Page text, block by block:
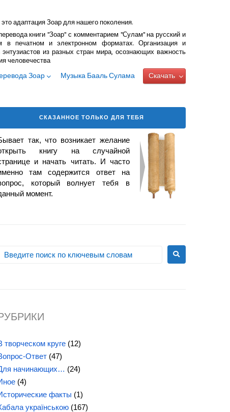
адаптация Зоар для нашего поколения.
книги "Зоар" с комментарием "Сулам" на русский и
печатном и электронном форматах. Организация и
из разных стран мира, осознающих важность
человечества
Зоар Музыка Бааль Сулама Скачать
СКАЗАННОЕ ТОЛЬКО ДЛЯ ТЕБЯ
так, что возникает желание
книгу на случайной
и начать читать. И часто
там содержится ответ на
который волнует тебя в
момент.
творческом круге (12)
Ответ (47)
начинающих… (24)
(4)
факты (1)
українською (167)